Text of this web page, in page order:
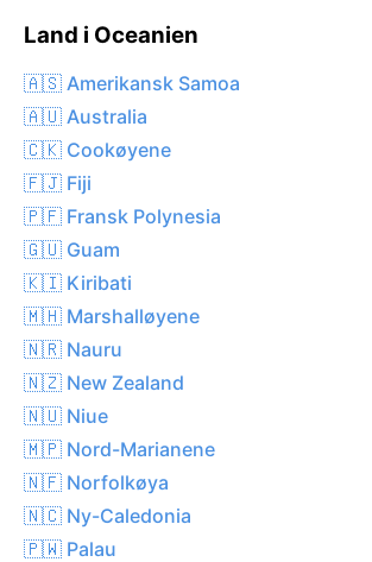
Land i Oceanien
🇦🇸 Amerikansk Samoa
🇦🇺 Australia
🇨🇰 Cookøyene
🇫🇯 Fiji
🇵🇫 Fransk Polynesia
🇬🇺 Guam
🇰🇮 Kiribati
🇲🇭 Marshalløyene
🇳🇷 Nauru
🇳🇿 New Zealand
🇳🇺 Niue
🇲🇵 Nord-Marianene
🇳🇫 Norfolkøya
🇳🇨 Ny-Caledonia
🇵🇼 Palau